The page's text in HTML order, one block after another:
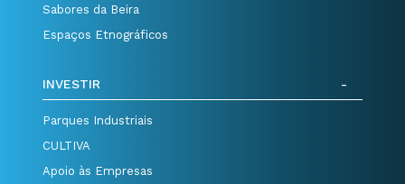
Sabores da Beira
Espaços Etnográficos
INVESTIR
Parques Industriais
CULTIVA
Apoio às Empresas